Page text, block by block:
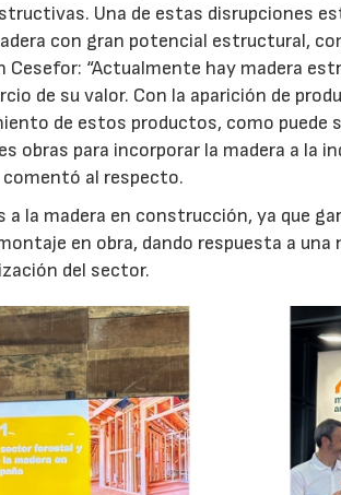
Una de estas disrupciones
con gran potencial estructural,
“Actualmente hay madera
de su valor. Con la aparición de
de estos productos, como puede
obras para incorporar la madera a la
al respecto.
a la madera en construcción, ya que
en obra, dando respuesta a una
del sector.